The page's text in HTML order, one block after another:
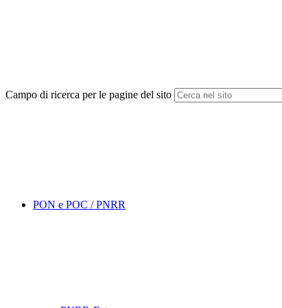
Campo di ricerca per le pagine del sito
PON e POC / PNRR